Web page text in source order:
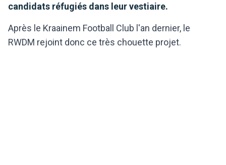
candidats réfugiés dans leur vestiaire.
Après le Kraainem Football Club l'an dernier, le
RWDM rejoint donc ce très chouette projet.